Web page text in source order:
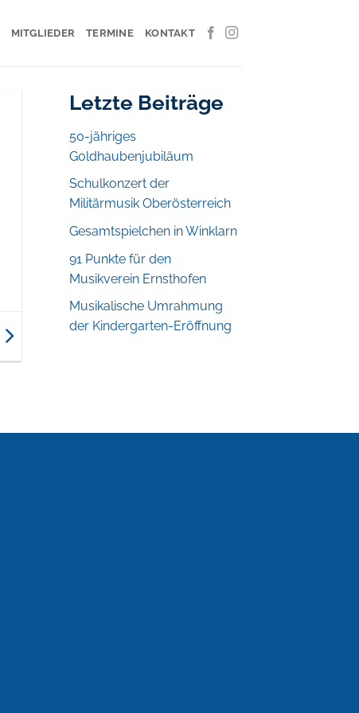
MITGLIEDER TERMINE KONTAKT
Letzte Beiträge
50-jähriges
Goldhaubenjubiläum
Schulkonzert der
Militärmusik Oberösterreich
Gesamtspielchen in Winklarn
91 Punkte für den
Musikverein Ernsthofen
Musikalische Umrahmung
der Kindergarten-Eröffnung